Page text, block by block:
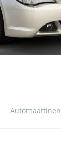
Automaattinen